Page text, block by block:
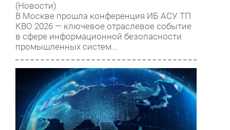
(Новости)
В Москве прошла конференция ИБ АСУ ТП
КВО 2026 — ключевое отраслевое событие
в сфере информационной безопасности
промышленных систем...